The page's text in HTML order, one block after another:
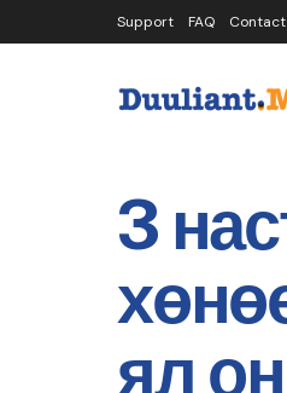
Support FAQ Contact
3
ял